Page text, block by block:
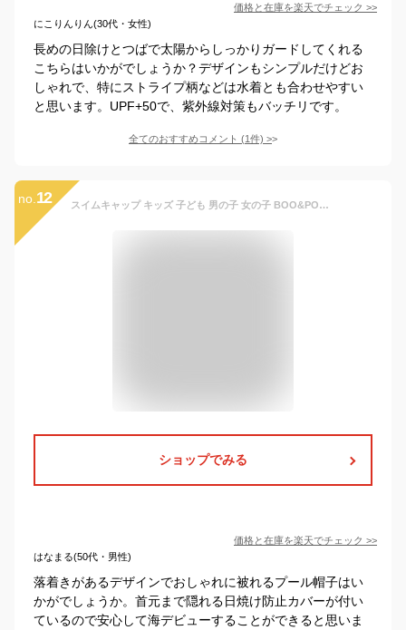
価格と在庫を楽天でチェック >>
にこりんりん(30代・女性)
長めの日除けとつばで太陽からしっかりガードしてくれる
こちらはいかがでしょうか？デザインもシンプルだけどお
しゃれで、特にストライプ柄などは水着とも合わせやすい
と思います。UPF+50で、紫外線対策もバッチリです。
全てのおすすめコメント (1件) >
no. 12 スイムキャップ キッズ 子ども 男の子 女の子 BOO&POPO 日焼けカバー付き UVカット UPF50＋ 水泳帽 [48-52cm/52-56cm] [YA6843684] [チェック ストライプ チャコール ブラック ホワイト] 水泳キャップ 小学生 幼児 入園 通学 スイミング キャップ プール 海 夏 水遊び
ショップでみる
価格と在庫を楽天でチェック >>
はなまる(50代・男性)
落着きがあるデザインでおしゃれに被れるプール帽子はい
かがでしょうか。首元まで隠れる日焼け防止カバーが付い
ているので安心して海デビューすることができると思いま